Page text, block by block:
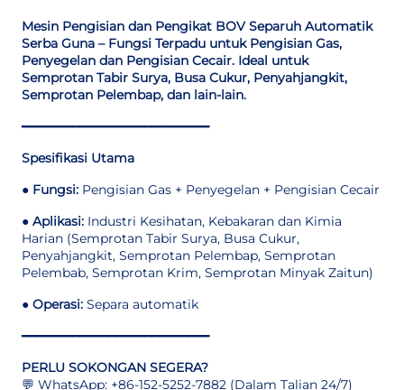
Mesin Pengisian dan Pengikat BOV Separuh Automatik
Serba Guna – Fungsi Terpadu untuk Pengisian Gas,
Penyegelan dan Pengisian Cecair. Ideal untuk
Semprotan Tabir Surya, Busa Cukur, Penyahjangkit,
Semprotan Pelembap, dan lain-lain.
━━━━━━━━━━━━━━━━━━━━━━━━━━
Spesifikasi Utama
● Fungsi: Pengisian Gas + Penyegelan + Pengisian Cecair
● Aplikasi: Industri Kesihatan, Kebakaran dan Kimia
Harian (Semprotan Tabir Surya, Busa Cukur,
Penyahjangkit, Semprotan Pelembap, Semprotan
Pelembab, Semprotan Krim, Semprotan Minyak Zaitun)
● Operasi: Separa automatik
━━━━━━━━━━━━━━━━━━━━━━━━━━
PERLU SOKONGAN SEGERA?
💬 WhatsApp: +86-152-5252-7882 (Dalam Talian 24/7)